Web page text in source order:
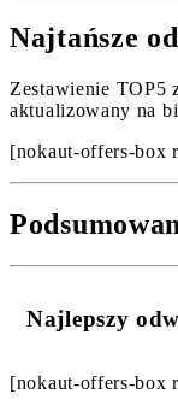
Najtańsze
Zestawienie TOP5
aktualizowany na
[nokaut-offers-box
Najlepszy
[nokaut-offers-box